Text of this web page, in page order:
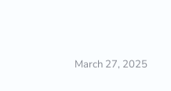
March 27, 2025